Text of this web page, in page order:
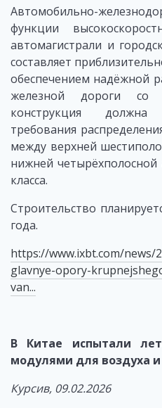
Автомобильно-
функции
автомагистрали и
составляет
обеспечением надёжной
железной дороги со
конструкция
требования
между верхней
нижней четырёхполосной
класса.
Строительство
года.
https://www.ixbt.com/news/
glavnye-opory-
van...
В Китае испытали
модулями для воздуха
Курсив, 09.02.2026